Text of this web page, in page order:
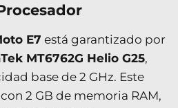
E7 está garantizado por
MT6762G Helio G25,
base de 2 GHz. Este
2 GB de memoria RAM,